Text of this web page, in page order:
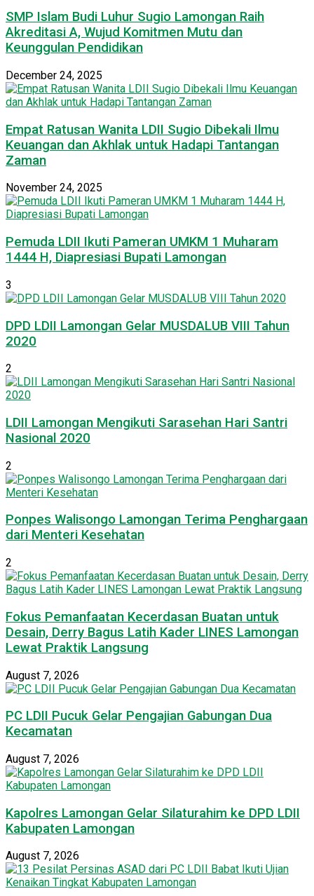
SMP Islam Budi Luhur Sugio Lamongan Raih
Akreditasi A, Wujud Komitmen Mutu dan
Keunggulan Pendidikan
December 24, 2025
Empat Ratusan Wanita LDII Sugio Dibekali Ilmu
Keuangan dan Akhlak untuk Hadapi Tantangan
Zaman
November 24, 2025
Pemuda LDII Ikuti Pameran UMKM 1 Muharam
1444 H, Diapresiasi Bupati Lamongan
3
DPD LDII Lamongan Gelar MUSDALUB VIII Tahun
2020
2
LDII Lamongan Mengikuti Sarasehan Hari Santri
Nasional 2020
2
Ponpes Walisongo Lamongan Terima Penghargaan
dari Menteri Kesehatan
2
Fokus Pemanfaatan Kecerdasan Buatan untuk
Desain, Derry Bagus Latih Kader LINES Lamongan
Lewat Praktik Langsung
August 7, 2026
PC LDII Pucuk Gelar Pengajian Gabungan Dua
Kecamatan
August 7, 2026
Kapolres Lamongan Gelar Silaturahim ke DPD LDII
Kabupaten Lamongan
August 7, 2026